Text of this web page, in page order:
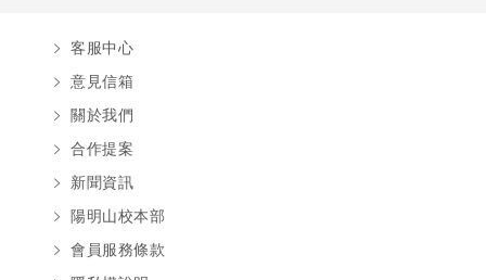
客服中心
意見信箱
關於我們
合作提案
新聞資訊
陽明山校本部
會員服務條款